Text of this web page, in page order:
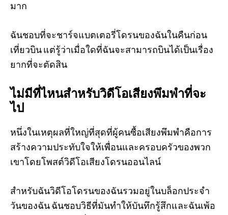
มาก
ฉันชอบที่จะชาร์จแบตเตอรี่โดรนของฉันในคืนก่อน
เที่ยวบิน แต่รู้ว่าเมื่อใดที่ฉันจะสามารถบินได้เป็นเรื่อง
ยากที่จะตัดสิน
ไม่มีที่ไหนสำหรับวิดีโอเสียงพึมพำที่จะ
ไป
หนึ่งในเหตุผลที่ใหญ่ที่สุดที่ผู้คนซื้อเสียงพึมพำคือการ
สร้างความประทับใจให้เพื่อนและครอบครัวของพวก
เขาโดยโพสต์วิดีโอเสียงโดรนออนไลน์
สำหรับฉันวิดีโอโดรนของฉันรวมอยู่ในบล็อกประจำ
วันของฉัน ฉันชอบวิธีที่มันทำให้บันทึกรู้สึกและฉันเพ้อ